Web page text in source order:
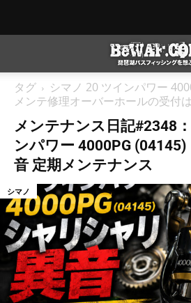
タグ
シマノ 20 ツインパワー
メンテ修理オーバーホールの受付
メンテナンス日記#2348
ンパワー 4000PG
音 定期メンテナンス
シマノ